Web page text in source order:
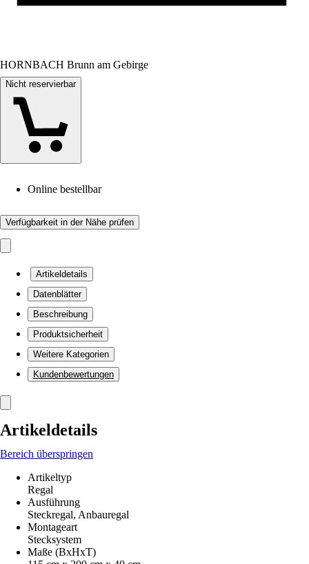
HORNBACH Brunn am Gebirge
Nicht reservierbar
Online bestellbar
Verfügbarkeit in der Nähe prüfen
Artikeldetails
Datenblätter
Beschreibung
Produktsicherheit
Weitere Kategorien
Kundenbewertungen
Artikeldetails
Bereich überspringen
Artikeltyp
Regal
Ausführung
Steckregal, Anbauregal
Montageart
Stecksystem
Maße (BxHxT)